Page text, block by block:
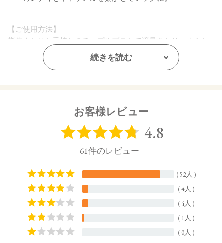
【ご使用方法】
指先またはお手持ちのチップやブラシで適量をとり、まぶた
全体にぼかします。
イソステアリン酸水添ヒマシ油、酢酸セルロース、ラウリン
酸亜鉛、シリカ、アルガニアスピノサ核油、オプンチアフィ
クスインジカ種子油、スクワラン、トコフェロール、ローズ
マリー葉エキス、酸化スズ、カニナバラ果実油、マイカ、合
成フルオロフロゴパイト、酸化チタン、酸化鉄、水酸化Al、
赤226、金
続きを読む
お客様レビュー